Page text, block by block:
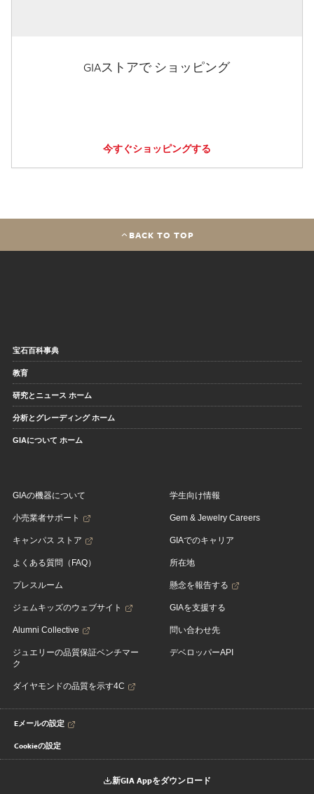
GIAストアで ショッピング
今すぐショッピングする
BACK TO TOP
宝石百科事典
教育
研究とニュース ホーム
分析とグレーディング ホーム
GIAについて ホーム
GIAの機器について
小売業者サポート
キャンパス ストア
よくある質問（FAQ）
プレスルーム
ジェムキッズのウェブサイト
Alumni Collective
ジュエリーの品質保証ベンチマー
ク
ダイヤモンドの品質を示す4C
学生向け情報
Gem & Jewelry Careers
GIAでのキャリア
所在地
懸念を報告する
GIAを支援する
問い合わせ先
デベロッパーAPI
Eメールの設定
Cookieの設定
新GIA Appをダウンロード